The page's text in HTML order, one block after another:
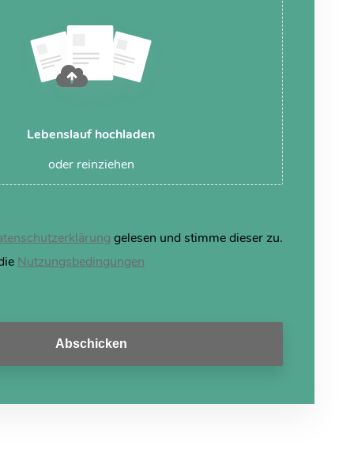
Lebenslauf hochladen
oder reinziehen
gelesen und stimme dieser zu.
Nutzungsbedingungen
Abschicken